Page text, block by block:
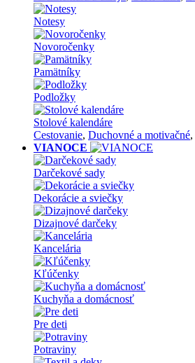
Notesy
Novoročenky
Pamätníky
Podložky
Stolové kalendáre
Cestovanie, Duchovné a motivačné,
VIANOCE
Darčekové sady
Dekorácie a sviečky
Dizajnové darčeky
Kancelária
Kľúčenky
Kuchyňa a domácnosť
Pre deti
Potraviny